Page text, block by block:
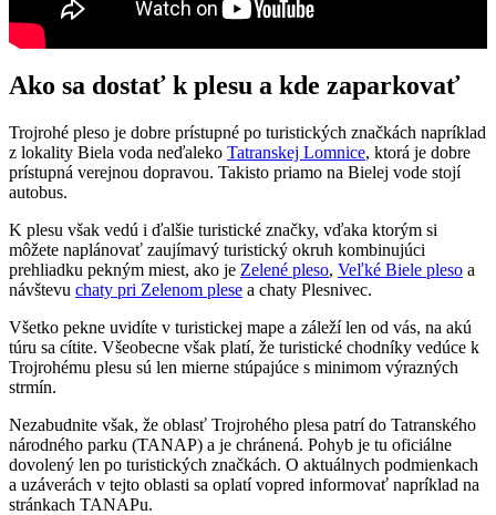
Ako sa dostať k plesu a kde zaparkovať
Trojrohé pleso je dobre prístupné po turistických značkách napríklad
z lokality Biela voda neďaleko Tatranskej Lomnice, ktorá je dobre
prístupná verejnou dopravou. Takisto priamo na Bielej vode stojí
autobus.
K plesu však vedú i ďalšie turistické značky, vďaka ktorým si
môžete naplánovať zaujímavý turistický okruh kombinujúci
prehliadku pekným miest, ako je Zelené pleso, Veľké Biele pleso a
návštevu chaty pri Zelenom plese a chaty Plesnivec.
Všetko pekne uvidíte v turistickej mape a záleží len od vás, na akú
túru sa cítite. Všeobecne však platí, že turistické chodníky vedúce k
Trojrohému plesu sú len mierne stúpajúce s minimom výrazných
strmín.
Nezabudnite však, že oblasť Trojrohého plesa patrí do Tatranského
národného parku (TANAP) a je chránená. Pohyb je tu oficiálne
dovolený len po turistických značkách. O aktuálnych podmienkach
a uzáverách v tejto oblasti sa oplatí vopred informovať napríklad na
stránkach TANAPu.